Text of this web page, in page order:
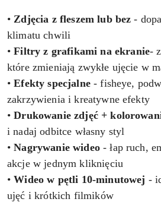
•Zdjęcia z fleszem lub bez -
klimatu chwili
•Filtry z grafikami na ekranie-
które zmieniają zwykłe ujęcie w
•Efekty specjalne- fisheye,
zakrzywienia i kreatywne efekty
•Drukowanie zdjęć +
i nadaj odbitce własny styl
•Nagrywanie wideo- łap ruch,
akcje w jednym kliknięciu
•Wideo w pętli 10-minutowej -
ujęć i krótkich filmików